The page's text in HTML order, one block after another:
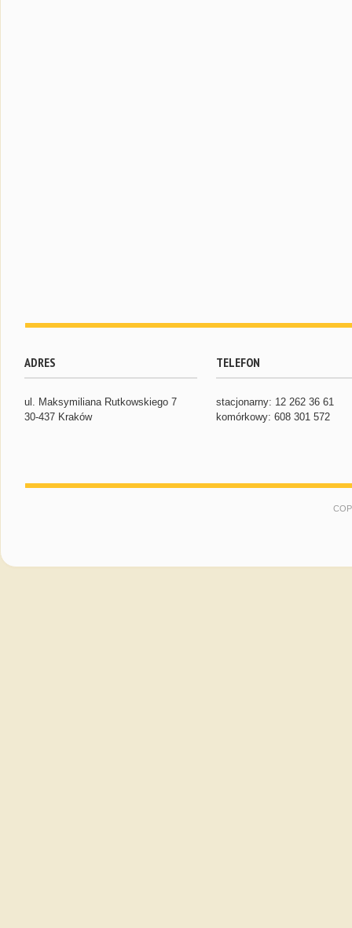
ADRES
ul. Maksymiliana Rutkowskiego 7
30-437 Kraków
TELEFON
stacjonarny: 12 262 36 61
komórkowy: 608 301 572